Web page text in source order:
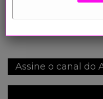
Assine o canal do